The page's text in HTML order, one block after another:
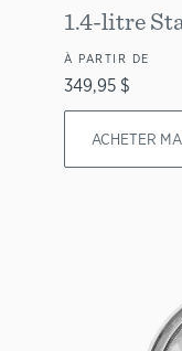
1.4-litre
À PARTIR DE
349,95 $
ACHETER